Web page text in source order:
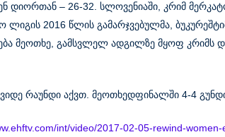
დიორთან – 26-32. სლოვენიაში, კრიმ
ლიგის 2016 წლის გამარჯვებულმა,
მეოთხე, გამსვლელ ადგილზე მყოფ კრიმს
რაუნდი აქვთ. მეოთხედფინალში 4-4
int/video/2017-02-05-rewind-